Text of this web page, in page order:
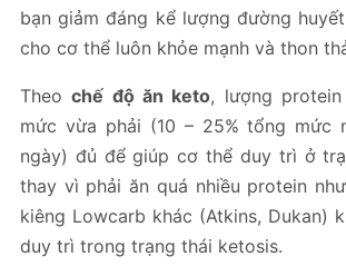
bạn giảm đáng kể lượng đường
cho cơ thể luôn khỏe mạnh và thon
Theochế độ ăn keto, lượng
mức vừa phải (10 – 25% tổng mức
ngày) đủ để giúp cơ thể duy trì ở
thay vì phải ăn quá nhiều protein
kiêng Lowcarb khác (Atkins, Dukan)
duy trì trong trạng thái ketosis.